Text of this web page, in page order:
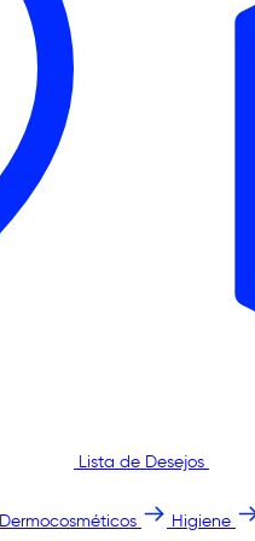
Lista de Desejos
Dermocosméticos Higiene